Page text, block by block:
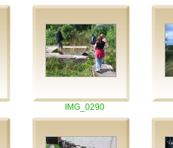
IMG_0290